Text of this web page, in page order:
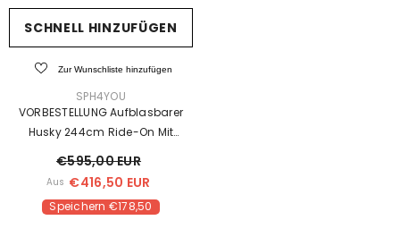
SCHNELL HINZUFÜGEN
Zur Wunschliste hinzufügen
SPH4YOU
VORBESTELLUNG Aufblasbarer
Husky 244cm Ride-On Mit
Version
€595,00 EUR
Aus €416,50 EUR
Speichern €178,50